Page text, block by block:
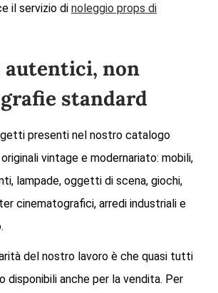
il servizio di noleggio props di
autentici, non
standard
presenti nel nostro catalogo
vintage e modernariato: mobili,
lampade, oggetti di scena, giochi,
cinematografici, arredi industriali e
del nostro lavoro è che quasi tutti
disponibili anche per la vendita. Per